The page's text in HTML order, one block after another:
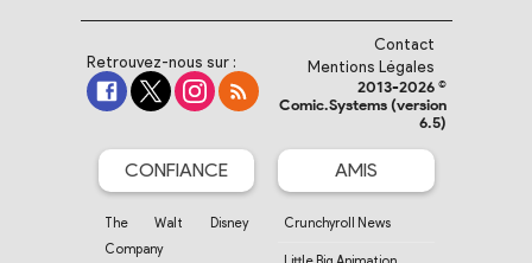
Retrouvez-nous sur :
Contact
Mentions Légales
2013-2026 ©
Comic.Systems (version
6.5)
CONFIANCE
The Walt Disney
Company
AMIS
Crunchyroll News